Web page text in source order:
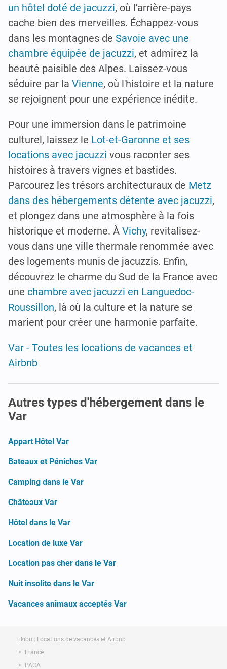
un hôtel doté de jacuzzi, où l'arrière-pays
cache bien des merveilles. Échappez-vous
dans les montagnes de Savoie avec une
chambre équipée de jacuzzi, et admirez la
beauté paisible des Alpes. Laissez-vous
séduire par la Vienne, où l'histoire et la nature
se rejoignent pour une expérience inédite.
Pour une immersion dans le patrimoine
culturel, laissez le Lot-et-Garonne et ses
locations avec jacuzzi vous raconter ses
histoires à travers vignes et bastides.
Parcourez les trésors architecturaux de Metz
dans des hébergements détente avec jacuzzi,
et plongez dans une atmosphère à la fois
historique et moderne. À Vichy, revitalisez-
vous dans une ville thermale renommée avec
des logements munis de jacuzzis. Enfin,
découvrez le charme du Sud de la France avec
une chambre avec jacuzzi en Languedoc-
Roussillon, là où la culture et la nature se
marient pour créer une harmonie parfaite.
Var - Toutes les locations de vacances et
Airbnb
Autres types d'hébergement dans le
Var
Appart Hôtel Var
Bateaux et Péniches Var
Camping dans le Var
Châteaux Var
Hôtel dans le Var
Location de luxe Var
Location pas cher dans le Var
Nuit insolite dans le Var
Vacances animaux acceptés Var
Likibu : Locations de vacances et Airbnb
France
PACA